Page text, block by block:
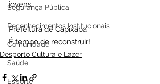
Segurança Pública
Reconhecimentos Institucionais
Comunidade
Saúde
Esporte
jovens.
Prefeitura de Capixaba
É tempo de reconstruir!
Desporto Cultura e Lazer